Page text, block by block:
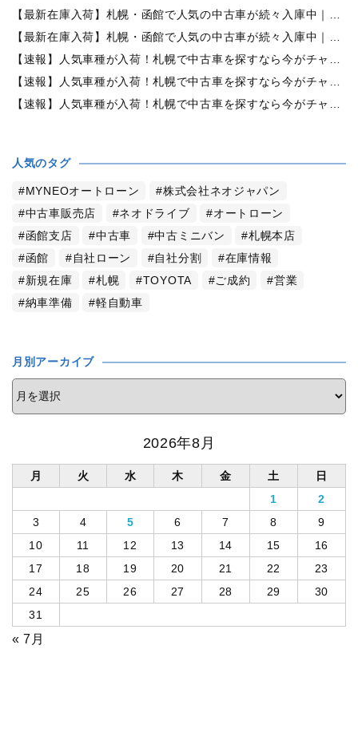
【最新在庫入荷】札幌・函館で人気の中古車が続々入庫中｜早い者勝ち！【日産 セレナ2.0HスターVセレクション+Safety 4WD】
【最新在庫入荷】札幌・函館で人気の中古車が続々入庫中｜早い者勝ち！【ホンダ オデッセイ2.4Mエアロパッケージ 4WD】
【速報】人気車種が入荷！札幌で中古車を探すなら今がチャンス！早い者勝ち！【トヨタ・シエンタ1.5G 4WD】
【速報】人気車種が入荷！札幌で中古車を探すなら今がチャンス！早い者勝ち！【日産・エルグランド 3.5 350ハイウェイスターアーバンクロム4WD】
【速報】人気車種が入荷！札幌で中古車を探すなら今がチャンス！早い者勝ち！【ホンダ・オデッセイ 2.4アブソルートEXホンダセンシング 4WD】
人気のタグ
MYNEOオートローン
株式会社ネオジャパン
中古車販売店
ネオドライブ
オートローン
函館支店
中古車 中古ミニバン
札幌本店
函館
自社ローン 自社分割
在庫情報
新規在庫
札幌 TOYOTA ご成約
営業
納車準備
軽自動車
月別アーカイブ
2026年8月
月 火 水 木 金 土
日
1
2
3
4 5 6 7 8
9
10
11 12 13 14 15
16
17
18 19 20 21 22
23
24
25 26 27 28 29
30
31
« 7月